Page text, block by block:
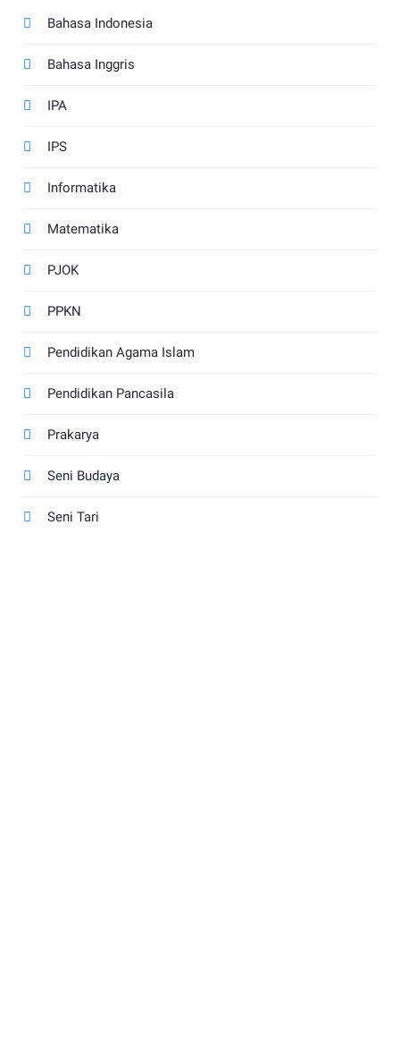
Bahasa Indonesia
Bahasa Inggris
IPA
IPS
Informatika
Matematika
PJOK
PPKN
Pendidikan Agama Islam
Pendidikan Pancasila
Prakarya
Seni Budaya
Seni Tari